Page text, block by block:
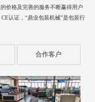
价格及完善的服务不断赢得用户
认证，“鼎业包装机械”是包装行
合作客户